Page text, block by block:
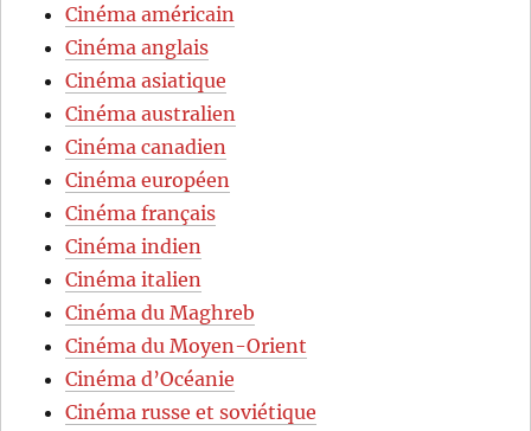
Cinéma américain
Cinéma anglais
Cinéma asiatique
Cinéma australien
Cinéma canadien
Cinéma européen
Cinéma français
Cinéma indien
Cinéma italien
Cinéma du Maghreb
Cinéma du Moyen-Orient
Cinéma d’Océanie
Cinéma russe et soviétique